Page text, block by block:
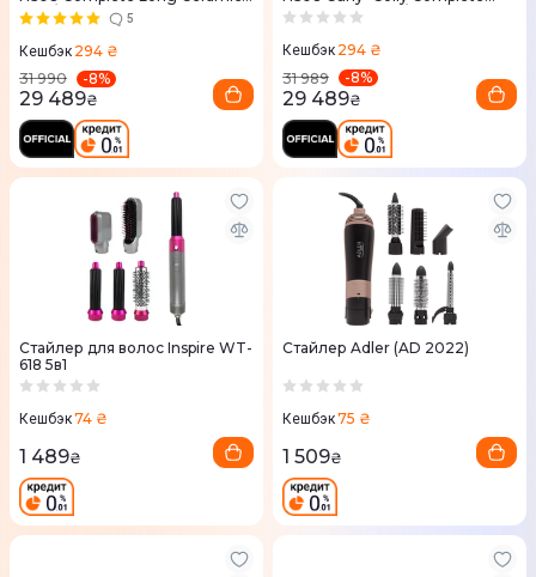
Pink/Rose Gold5
Кешбэк 294 ₴
31 990
-8%
29 489₴
Long Vinca Blue/Topaz
Кешбэк 294 ₴
31 989
-8%
29 489₴
Стайлер для волос Inspire WT-
618 5в1
Кешбэк74 ₴
1 489₴
Стайлер Adler (AD 2022)
Кешбэк75 ₴
1 509₴